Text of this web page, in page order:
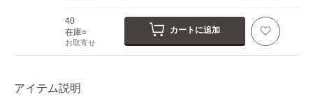
40
在庫○
お取寄せ
カートに追加
アイテム説明